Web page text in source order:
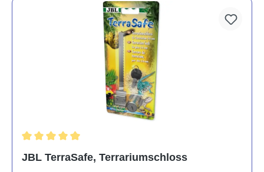
JBL TerraSafe, Terrariumschloss